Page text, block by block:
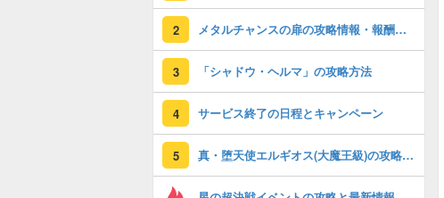
2 メタルチャンスの扉の攻略情報・報酬まとめ
3 「シャドウ・ヘルマ」の攻略方法
4 サービス終了の日程とキャンペーン
5 真・堕天使エルギオス(大魔王級)の攻略方法